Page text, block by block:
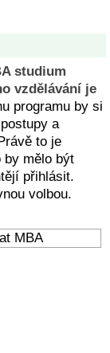
studium
vzdělávání je
programu by si
a
to je
by mělo být
přihlásit.
volbou.